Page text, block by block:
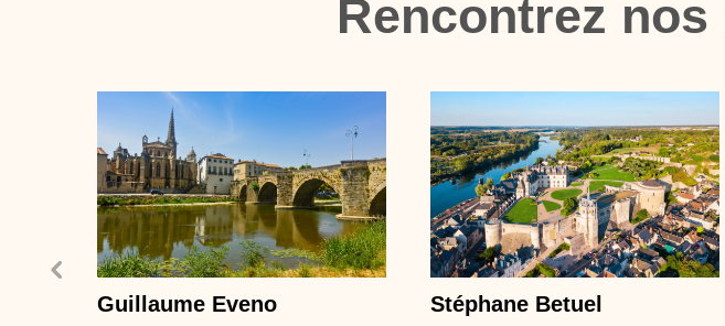
Rencontrez nos
Guillaume Eveno Stéphane Betuel